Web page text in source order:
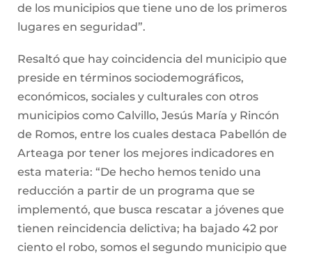
de los municipios que tiene uno de los primeros
lugares en seguridad”.
Resaltó que hay coincidencia del municipio que
preside en términos sociodemográficos,
económicos, sociales y culturales con otros
municipios como Calvillo, Jesús María y Rincón
de Romos, entre los cuales destaca Pabellón de
Arteaga por tener los mejores indicadores en
esta materia: “De hecho hemos tenido una
reducción a partir de un programa que se
implementó, que busca rescatar a jóvenes que
tienen reincidencia delictiva; ha bajado 42 por
ciento el robo, somos el segundo municipio que